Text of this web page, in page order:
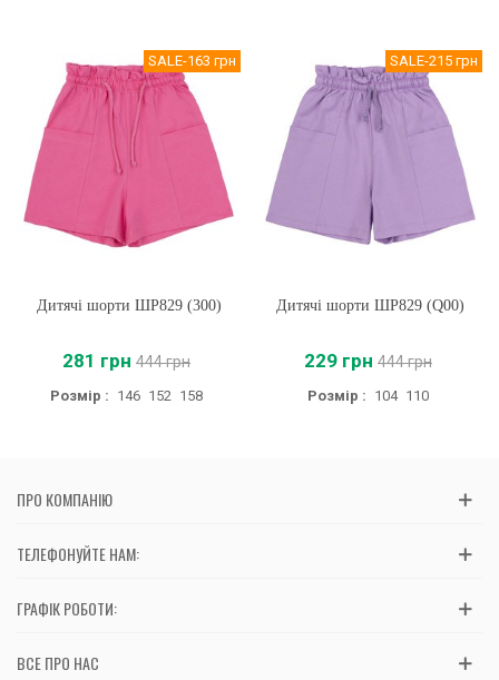
SALE-163 грн
Дитячі шорти ШР829 (300)
281 грн 444 грн
Розмір : 146 152 158
SALE-215 грн
Дитячі шорти ШР829 (Q00)
229 грн 444 грн
Розмір : 104 110
ПРО КОМПАНІЮ
ТЕЛЕФОНУЙТЕ НАМ:
ГРАФІК РОБОТИ:
ВСЕ ПРО НАС